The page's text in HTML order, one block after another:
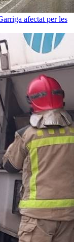
afectat per les